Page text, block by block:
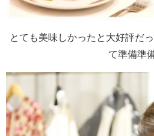
とても美味しかったと大好評だ
て準備準